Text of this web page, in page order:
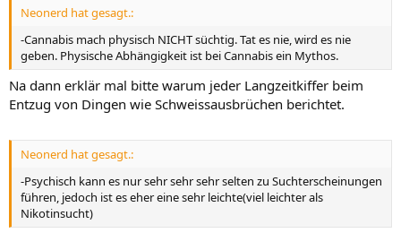
Neonerd hat gesagt.:
-Cannabis mach physisch NICHT süchtig. Tat es nie, wird es nie
geben. Physische Abhängigkeit ist bei Cannabis ein Mythos.
Na dann erklär mal bitte warum jeder Langzeitkiffer beim
Entzug von Dingen wie Schweissausbrüchen berichtet.
Neonerd hat gesagt.:
-Psychisch kann es nur sehr sehr sehr selten zu Suchterscheinungen
führen, jedoch ist es eher eine sehr leichte(viel leichter als
Nikotinsucht)